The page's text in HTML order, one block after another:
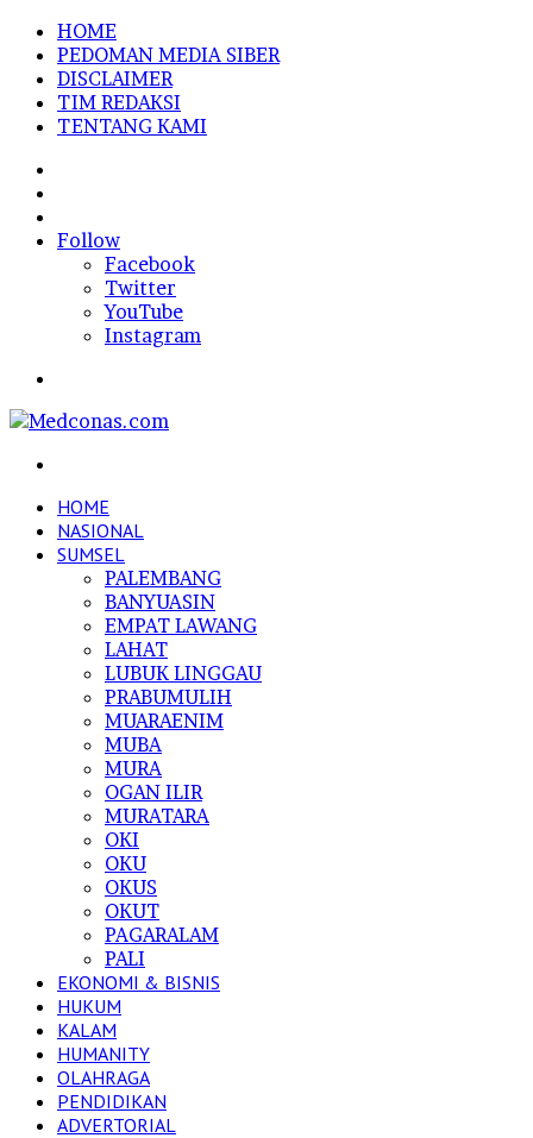
HOME
PEDOMAN MEDIA SIBER
DISCLAIMER
TIM REDAKSI
TENTANG KAMI
In
Follow
Facebook
Twitter
YouTube
Instagram
HOME
NASIONAL
SUMSEL
PALEMBANG
BANYUASIN
EMPAT LAWANG
LAHAT
LUBUK LINGGAU
PRABUMULIH
MUARAENIM
MUBA
MURA
OGAN ILIR
MURATARA
OKI
OKU
OKUS
OKUT
PAGARALAM
PALI
EKONOMI & BISNIS
HUKUM
KALAM
HUMANITY
OLAHRAGA
PENDIDIKAN
ADVERTORIAL